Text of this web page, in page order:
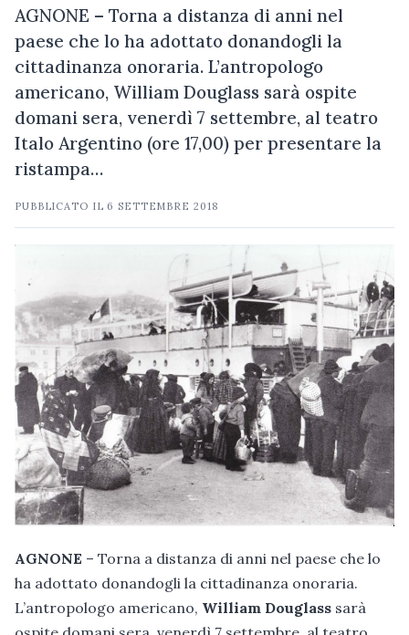
AGNONE – Torna a distanza di anni nel
paese che lo ha adottato donandogli la
cittadinanza onoraria. L’antropologo
americano, William Douglass sarà ospite
domani sera, venerdì 7 settembre, al teatro
Italo Argentino (ore 17,00) per presentare la
ristampa…
PUBBLICATO IL 6 SETTEMBRE 2018
AGNONE – Torna a distanza di anni nel paese che lo
ha adottato donandogli la cittadinanza onoraria.
L’antropologo americano, William Douglass sarà